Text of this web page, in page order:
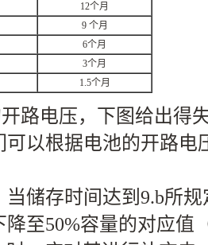
12个月
9 个月
6个月
3个月
1.5个月
路电压，下图给出得
可以根据电池的开路电
当储存时间达到9.b所
降至50%容量的对应值